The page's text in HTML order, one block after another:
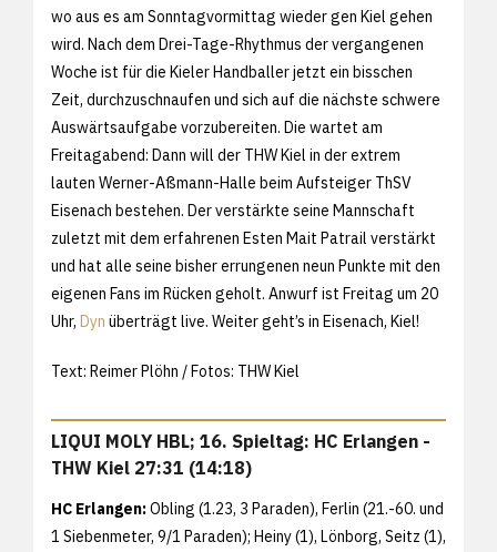
wo aus es am Sonntagvormittag wieder gen Kiel gehen
wird. Nach dem Drei-Tage-Rhythmus der vergangenen
Woche ist für die Kieler Handballer jetzt ein bisschen
Zeit, durchzuschnaufen und sich auf die nächste schwere
Auswärtsaufgabe vorzubereiten. Die wartet am
Freitagabend: Dann will der THW Kiel in der extrem
lauten Werner-Aßmann-Halle beim Aufsteiger ThSV
Eisenach bestehen. Der verstärkte seine Mannschaft
zuletzt mit dem erfahrenen Esten Mait Patrail verstärkt
und hat alle seine bisher errungenen neun Punkte mit den
eigenen Fans im Rücken geholt. Anwurf ist Freitag um 20
Uhr, Dyn überträgt live. Weiter geht’s in Eisenach, Kiel!
Text: Reimer Plöhn / Fotos: THW Kiel
LIQUI MOLY HBL; 16. Spieltag: HC Erlangen -
THW Kiel 27:31 (14:18)
HC Erlangen:Obling (1.23, 3 Paraden), Ferlin (21.-60. und
1 Siebenmeter, 9/1 Paraden); Heiny (1), Lönborg, Seitz (1),